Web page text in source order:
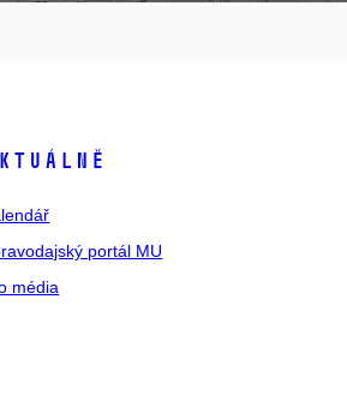
portál MU
média